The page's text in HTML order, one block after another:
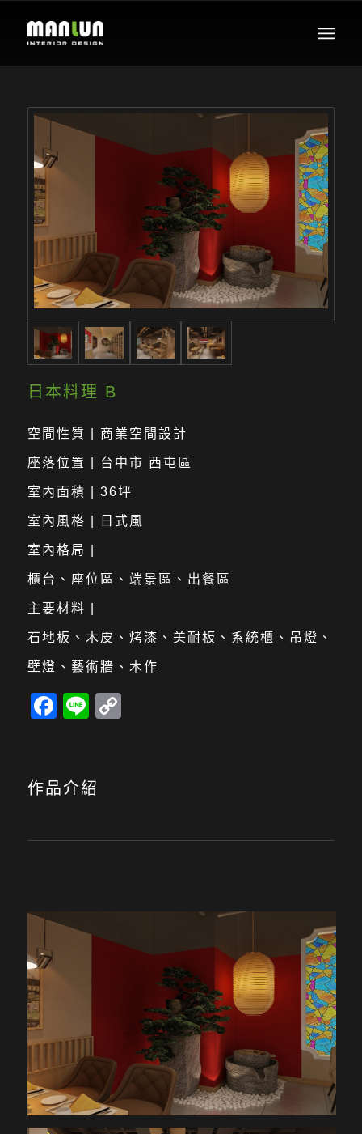
日本料理 B
空間性質 | 商業空間設計
座落位置 | 台中市 西屯區
室內面積 | 36坪
室內風格 | 日式風
室內格局 |
櫃台、座位區、端景區、出餐區
主要材料 |
石地板、木皮、烤漆、美耐板、系統櫃、吊燈、
壁燈、藝術牆、木作
Facebook
Line
作品介紹